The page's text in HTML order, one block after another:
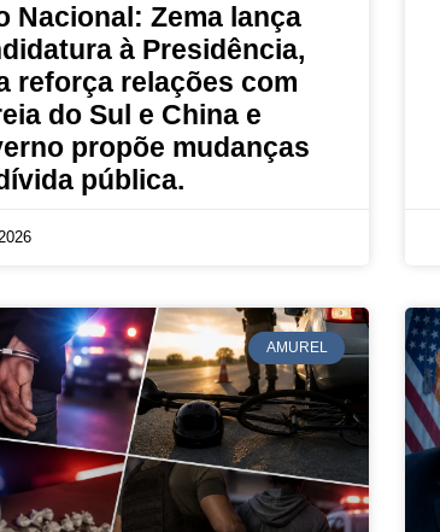
Nacional: Zema lança
à Presidência,
reforça relações com
do Sul e China e
propõe mudanças
pública.
AMUREL